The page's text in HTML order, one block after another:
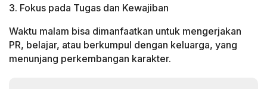
3. Fokus pada Tugas dan Kewajiban
Waktu malam bisa dimanfaatkan untuk mengerjakan
PR, belajar, atau berkumpul dengan keluarga, yang
menunjang perkembangan karakter.